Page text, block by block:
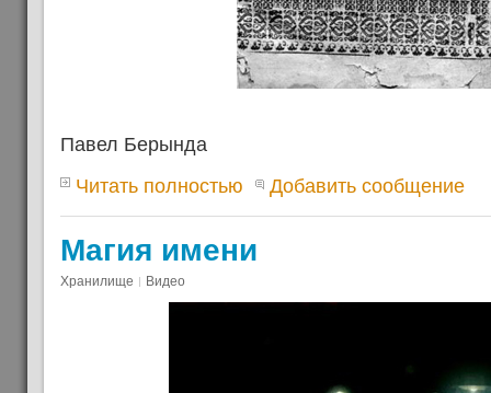
Павел Берында
Читать полностью
Добавить сообщение
Магия имени
Хранилище Видео